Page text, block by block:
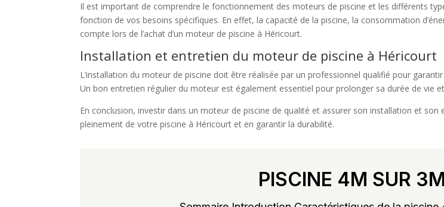
Il est important de comprendre le fonctionnement des moteurs de piscine et les différents
fonction de vos besoins spécifiques. En effet, la capacité de la piscine, la consommation
compte lors de l’achat d’un moteur de piscine à Héricourt.
Installation et entretien du moteur de piscine à Héricourt
L’installation du moteur de piscine doit être réalisée par un professionnel qualifié pour
Un bon entretien régulier du moteur est également essentiel pour prolonger sa durée de vie
En conclusion, investir dans un moteur de piscine de qualité et assurer son installation et
pleinement de votre piscine à Héricourt et en garantir la durabilité.
PISCINE 4M SUR